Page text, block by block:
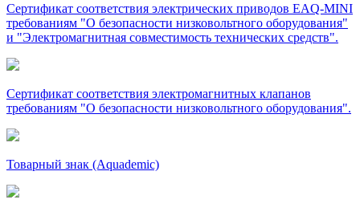
Сертификат соответствия электрических приводов EAQ-MINI
требованиям "О безопасности низковольтного оборудования"
и "Электромагнитная совместимость технических средств".
Сертификат соответствия электромагнитных клапанов
требованиям "О безопасности низковольтного оборудования".
Товарный знак (Aquademic)